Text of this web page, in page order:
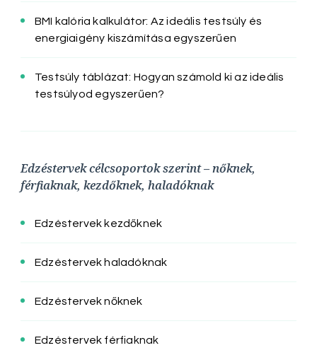
BMI kalória kalkulátor: Az ideális testsúly és
energiaigény kiszámítása egyszerűen
Testsúly táblázat: Hogyan számold ki az ideális
testsúlyod egyszerűen?
Edzéstervek célcsoportok szerint – nőknek,
férfiaknak, kezdőknek, haladóknak
Edzéstervek kezdőknek
Edzéstervek haladóknak
Edzéstervek nőknek
Edzéstervek férfiaknak